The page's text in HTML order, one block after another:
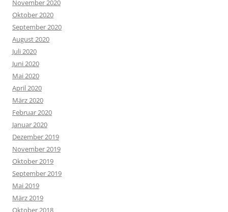
November 2020
Oktober 2020
September 2020
August 2020
Juli 2020
Juni 2020
Mai 2020
April 2020
März 2020
Februar 2020
Januar 2020
Dezember 2019
November 2019
Oktober 2019
September 2019
Mai 2019
März 2019
Oktober 2018